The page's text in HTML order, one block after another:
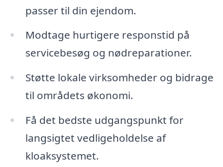
passer til din ejendom.
Modtage hurtigere responstid på
servicebesøg og nødreparationer.
Støtte lokale virksomheder og bidrage
til områdets økonomi.
Få det bedste udgangspunkt for
langsigtet vedligeholdelse af
kloaksystemet.